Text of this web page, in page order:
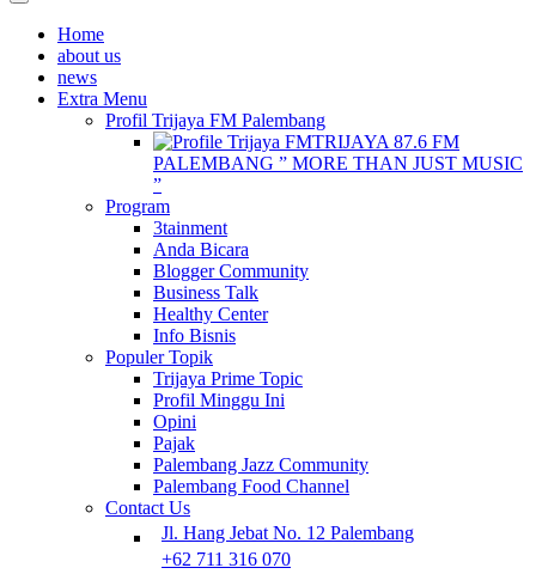
Home
about us
news
Extra Menu
Profil Trijaya FM Palembang
TRIJAYA 87.6 FM
PALEMBANG ” MORE THAN JUST MUSIC
”
Program
3tainment
Anda Bicara
Blogger Community
Business Talk
Healthy Center
Info Bisnis
Populer Topik
Trijaya Prime Topic
Profil Minggu Ini
Opini
Pajak
Palembang Jazz Community
Palembang Food Channel
Contact Us
Jl. Hang Jebat No. 12 Palembang
+62 711 316 070